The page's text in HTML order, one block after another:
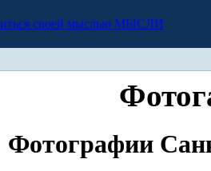
МЫСЛИ
Фотографии